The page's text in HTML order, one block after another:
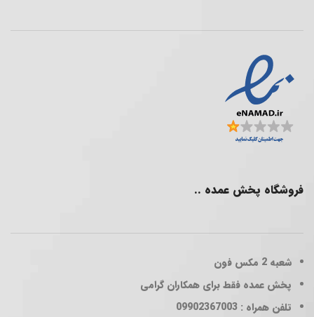
فروشگاه پخش عمده ..
شعبه 2
مکس فون
پخش عمده فقط برای همکاران گرامی
تلفن همراه : 09902367003